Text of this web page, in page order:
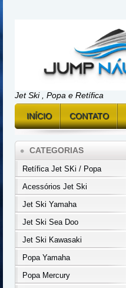
Jet Ski , Popa e Retífica
INÍCIO CONTATO
CATEGORIAS
Retífica Jet SKi / Popa
Acessórios Jet Ski
Jet Ski Yamaha
Jet Ski Sea Doo
Jet Ski Kawasaki
Popa Yamaha
Popa Mercury